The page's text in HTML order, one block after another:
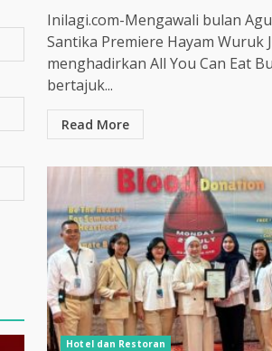
Inilagi.com-Mengawali bulan
Santika Premiere Hayam Wuruk
menghadirkan All You Can Eat
bertajuk...
Read More
Hotel dan Restoran